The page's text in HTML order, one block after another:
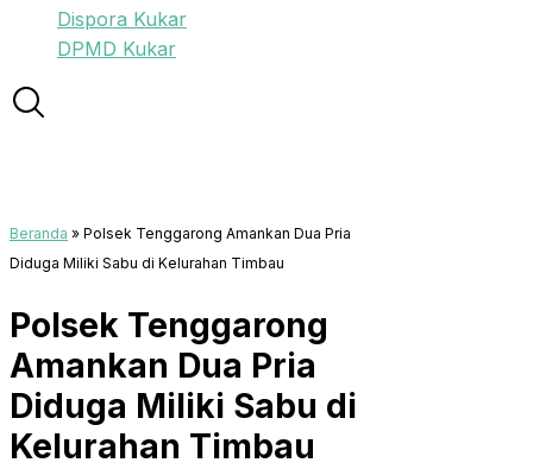
Dispora Kukar
DPMD Kukar
Beranda » Polsek Tenggarong Amankan Dua Pria
Diduga Miliki Sabu di Kelurahan Timbau
Polsek Tenggarong
Amankan Dua Pria
Diduga Miliki Sabu di
Kelurahan Timbau